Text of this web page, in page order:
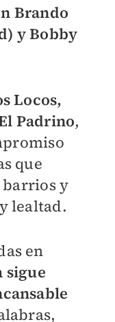
Brando
y Bobby
Locos,
Padrino,
que
y
lealtad.
en
sigue